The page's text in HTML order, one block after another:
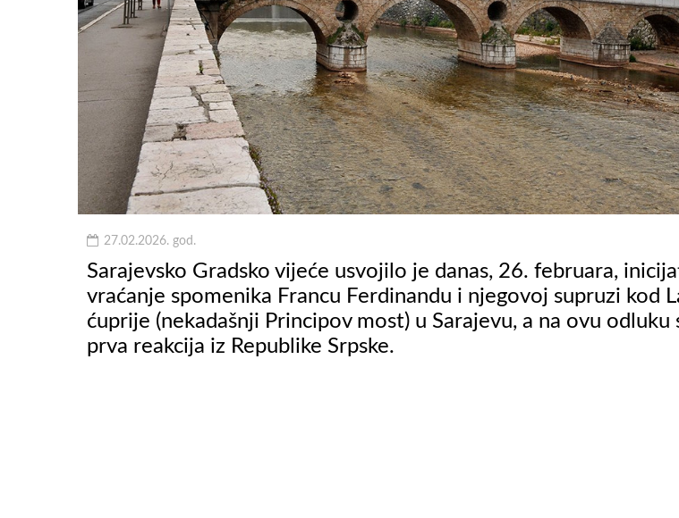
27.02.2026. god.
Sarajevsko Gradsko vijeće usvojilo je danas, 26. februara,
vraćanje spomenika Francu Ferdinandu i njegovoj supruzi kod
ćuprije (nekadašnji Principov most) u Sarajevu, a na ovu odluku
prva reakcija iz Republike Srpske.